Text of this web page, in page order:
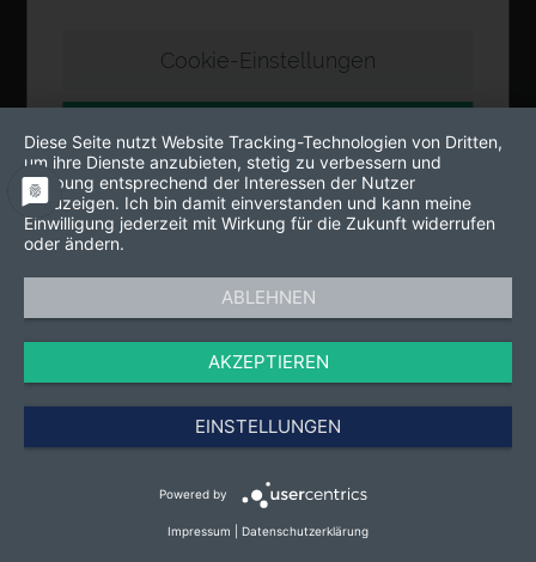
Cookie-Einstellungen
Akzeptieren
Diese Seite nutzt Website Tracking-Technologien von Dritten,
um ihre Dienste anzubieten, stetig zu verbessern und
Werbung entsprechend der Interessen der Nutzer
anzuzeigen. Ich bin damit einverstanden und kann meine
Einwilligung jederzeit mit Wirkung für die Zukunft widerrufen
oder ändern.
ABLEHNEN
AKZEPTIEREN
EINSTELLUNGEN
Powered by
Impressum Datenschutzerklärung